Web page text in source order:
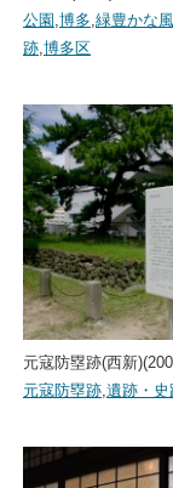
公園 ,博多,緑豊かな
跡,博多区
元寇防塁跡(西新
元寇防塁跡,遺跡・史